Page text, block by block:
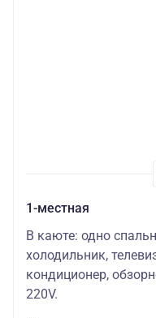
1-местная
В каюте: одно
холодильник,
кондиционер,
220V.